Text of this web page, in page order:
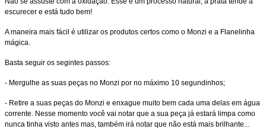
escurecer e está tudo bem!
A maneira mais fácil é utilizar os produtos certos como o Monzi e a Flanelinha
mágica.
Basta seguir os segintes passos:
- Mergulhe as suas peças no Monzi por no máximo 10 segundinhos;
- Retire a suas peças do Monzi e enxague muito bem cada uma delas em água
corrente. Nesse momento você vai notar que a sua peça já estará limpa como
nunca tinha visto antes mas, também irá notar que não está mais brilhante...